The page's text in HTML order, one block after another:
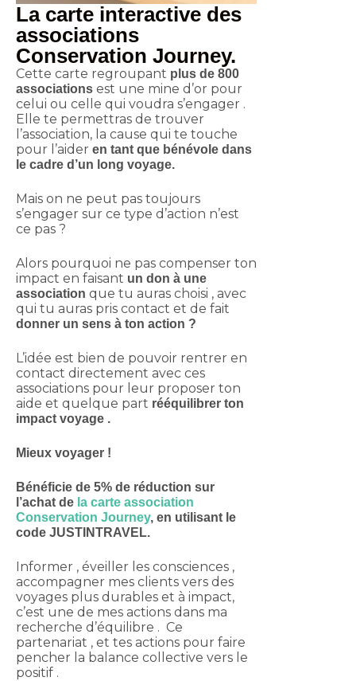
La carte interactive des
associations
Conservation Journey.
Cette carte regroupant plus de 800
associations est une mine d’or pour
celui ou celle qui voudra s’engager .
Elle te permettras de trouver
l’association, la cause qui te touche
pour l’aider en tant que bénévole dans
le cadre d’un long voyage.
Mais on ne peut pas toujours
s’engager sur ce type d’action n’est
ce pas ?
Alors pourquoi ne pas compenser ton
impact en faisant un don à une
association que tu auras choisi , avec
qui tu auras pris contact et de fait
donner un sens à ton action ?
L’idée est bien de pouvoir rentrer en
contact directement avec ces
associations pour leur proposer ton
aide et quelque part rééquilibrer ton
impact voyage .
Mieux voyager !
Bénéficie de 5% de réduction sur
l’achat de la carte association
Conservation Journey, en utilisant le
code JUSTINTRAVEL.
Informer , éveiller les consciences ,
accompagner mes clients vers des
voyages plus durables et à impact,
c’est une de mes actions dans ma
recherche d’équilibre . Ce
partenariat , et tes actions pour faire
pencher la balance collective vers le
positif .